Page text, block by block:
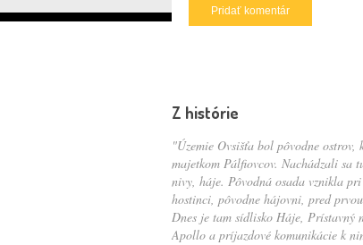
Z histórie
"Územie Ovsišťa bol pôvodne ostrov,
majetkom Pálfiovcov. Nachádzali sa
nivy, háje. Pôvodná osada vznikla
hostinci, pôvodne hájovni, pred
Dnes je tam sídlisko Háje, Prístavný
Apollo a príjazdové komunikácie k